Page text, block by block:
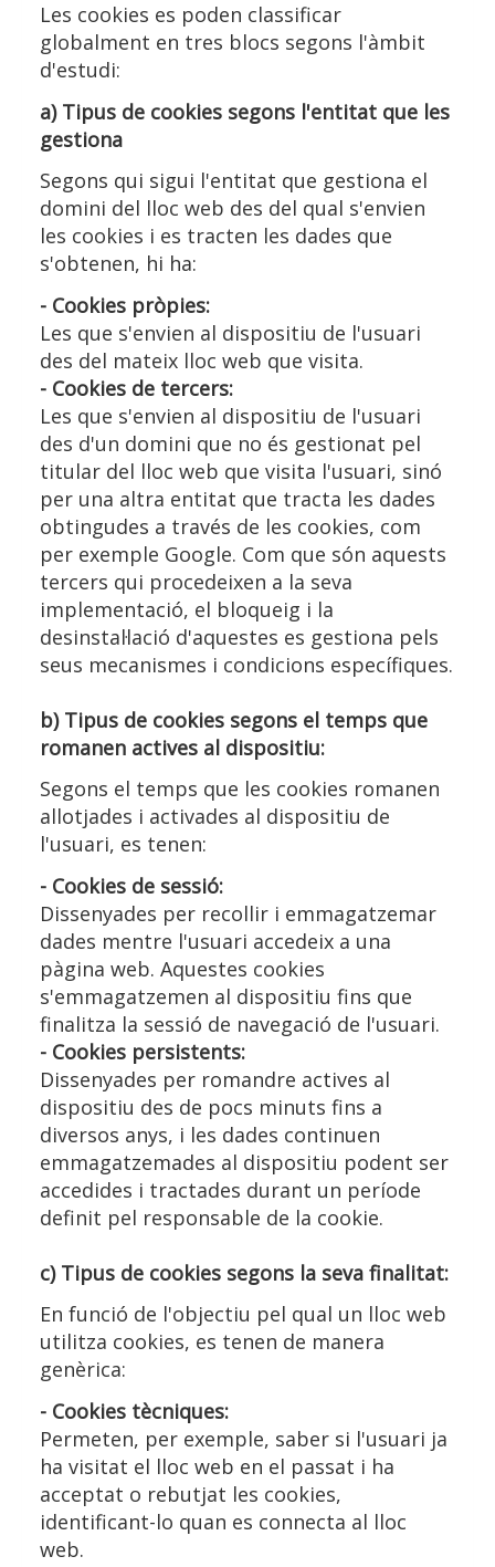
Les cookies es poden classificar
globalment en tres blocs segons l'àmbit
d'estudi:
a) Tipus de cookies segons l'entitat que les
gestiona
Segons qui sigui l'entitat que gestiona el
domini del lloc web des del qual s'envien
les cookies i es tracten les dades que
s'obtenen, hi ha:
- Cookies pròpies:
Les que s'envien al dispositiu de l'usuari
des del mateix lloc web que visita.
- Cookies de tercers:
Les que s'envien al dispositiu de l'usuari
des d'un domini que no és gestionat pel
titular del lloc web que visita l'usuari, sinó
per una altra entitat que tracta les dades
obtingudes a través de les cookies, com
per exemple Google. Com que són aquests
tercers qui procedeixen a la seva
implementació, el bloqueig i la
desinstal·lació d'aquestes es gestiona pels
seus mecanismes i condicions específiques.
b) Tipus de cookies segons el temps que
romanen actives al dispositiu:
Segons el temps que les cookies romanen
allotjades i activades al dispositiu de
l'usuari, es tenen:
- Cookies de sessió:
Dissenyades per recollir i emmagatzemar
dades mentre l'usuari accedeix a una
pàgina web. Aquestes cookies
s'emmagatzemen al dispositiu fins que
finalitza la sessió de navegació de l'usuari.
- Cookies persistents:
Dissenyades per romandre actives al
dispositiu des de pocs minuts fins a
diversos anys, i les dades continuen
emmagatzemades al dispositiu podent ser
accedides i tractades durant un període
definit pel responsable de la cookie.
c) Tipus de cookies segons la seva finalitat:
En funció de l'objectiu pel qual un lloc web
utilitza cookies, es tenen de manera
genèrica:
- Cookies tècniques:
Permeten, per exemple, saber si l'usuari ja
ha visitat el lloc web en el passat i ha
acceptat o rebutjat les cookies,
identificant-lo quan es connecta al lloc
web.